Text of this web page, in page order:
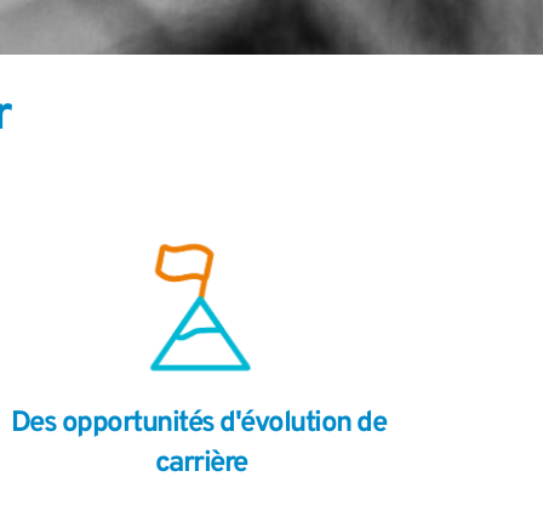
Des opportunités d'évolution de
carrière